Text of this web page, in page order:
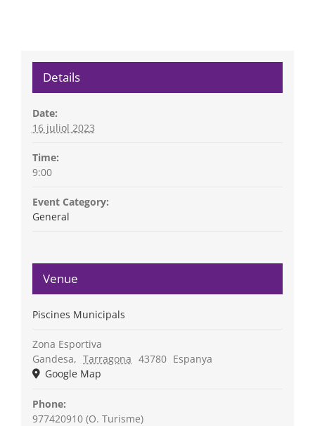
Details
Date:
16 juliol 2023
Time:
9:00
Event Category:
General
Venue
Piscines Municipals
Zona Esportiva
Gandesa, Tarragona 43780 Espanya
Google Map
Phone:
977420910 (O. Turisme)